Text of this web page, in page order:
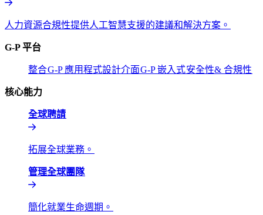
人力資源合規性提供人工智慧支援的建議和解決方案。​​
G-P 平台​​
整合​​G-P 應用程式設計介面​​G-P 嵌入式​​安全性& 合規性​​
核心能力​​
全球聘請​​
拓展全球業務。​​
管理全球團隊​​
簡化就業生命週期。​​